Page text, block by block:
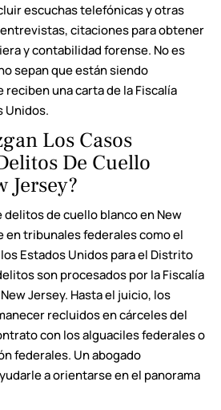
escuchas telefónicas y otras
citaciones para obtener
y contabilidad forense. No es
sepan que están siendo
una carta de la Fiscalía
Unidos.
Los Casos
De Cuello
Jersey?
delitos de cuello blanco en New
en tribunales federales como el
Estados Unidos para el Distrito
son procesados por la Fiscalía
Jersey. Hasta el juicio, los
recluidos en cárceles del
con los alguaciles federales o
federales. Un abogado
a orientarse en el panorama